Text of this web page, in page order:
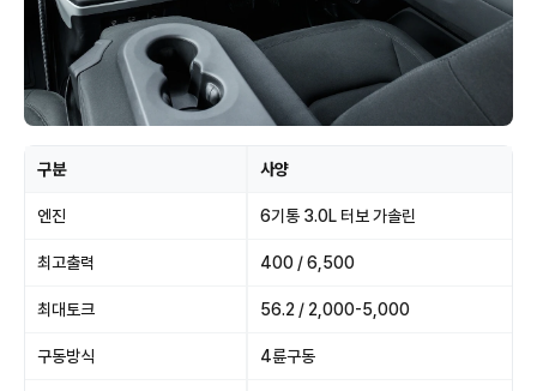
구분 사양
엔진 6기통 3.0L 터보 가솔린
최고출력 400 / 6,500
최대토크 56.2 / 2,000-5,000
구동방식 4륜구동